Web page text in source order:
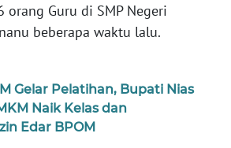
orang Guru di SMP Negeri
beberapa waktu lalu.
Gelar Pelatihan, Bupati Nias
Naik Kelas dan
Edar BPOM